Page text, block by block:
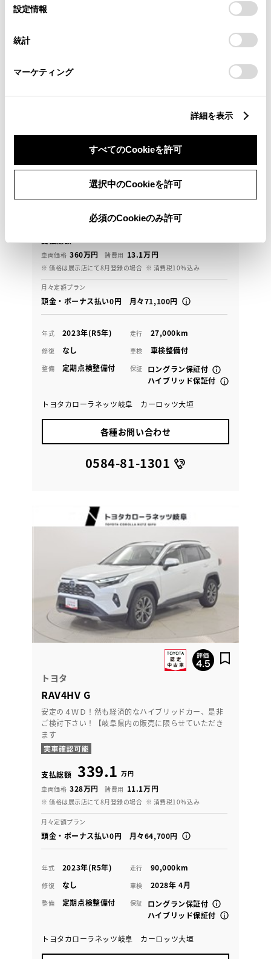
デバイスにすべてのCookie(クッキー)が保存されることに同
意したことになります。Cookie(クッキー)のオプトアウト、
設定の変更、同意を撤回したりするにあたっては、当社の
「Cookie（クッキー）情報の取り扱いについて
」をご覧くだ
設定情報
統計
マーケティング
詳細を表示
すべてのCookieを許可
選択中のCookieを許可
必須のCookieのみ許可
安全装備も充実！ロングラン保証付きお得に綺麗な車
に乗りましょう【岐阜県内の販売に限らせていただき
ます
支払総額
車両価格 360万円 諸費用 13.1万円
※ 価格は展示店にて8月登録の場合 ※ 消費税10％込み
月々定額プラン
頭金・ボーナス払い0円 月々71,100円
年式 2023年(R5年) 走行 27,000km
修復 なし 車検 車検整備付
整備 定期点検整備付 保証
ロングラン保証付
ハイブリッド保証付
トヨタカローラネッツ岐阜 カーロッツ大垣
各種お問い合わせ
0584-81-1301
トヨタ
RAV4HV G
安定の４ＷＤ！然も経済的なハイブリッドカー、是非
ご検討下さい！【岐阜県内の販売に限らせていただき
ます
支払総額 339.1 万円
車両価格 328万円 諸費用 11.1万円
※ 価格は展示店にて8月登録の場合 ※ 消費税10％込み
月々定額プラン
頭金・ボーナス払い0円 月々64,700円
年式 2023年(R5年) 走行 90,000km
修復 なし 車検 2028年 4月
整備 定期点検整備付 保証
ロングラン保証付
ハイブリッド保証付
トヨタカローラネッツ岐阜 カーロッツ大垣